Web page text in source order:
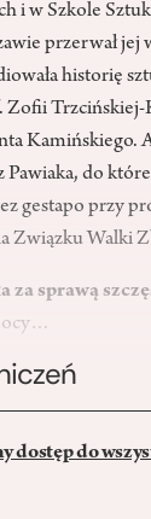
i w Szkole
przerwał jej
historię
Zofii Trzcińskiej-
Kamińskiego.
do
gestapo przy
Związku Walki
za sprawą
dostęp do